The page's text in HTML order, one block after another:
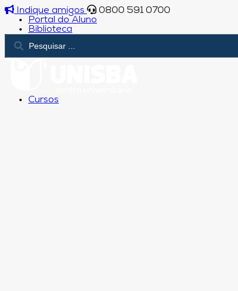
Indique amigos
0800 591 0700
Portal do Aluno
Biblioteca
Cursos